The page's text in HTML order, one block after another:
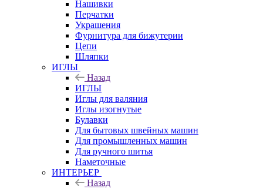
Нашивки
Перчатки
Украшения
Фурнитура для бижутерии
Цепи
Шляпки
ИГЛЫ
Назад
ИГЛЫ
Иглы для валяния
Иглы изогнутые
Булавки
Для бытовых швейных машин
Для промышленных машин
Для ручного шитья
Наметочные
ИНТЕРЬЕР
Назад